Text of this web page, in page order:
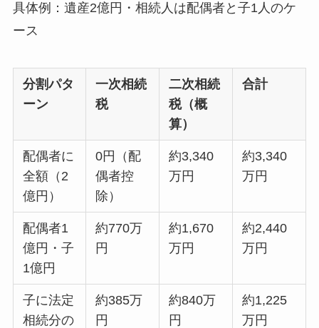
具体例：遺産2億円・相続人は配偶者と子1人のケ
ース
分割パタ
ーン
一次相続
税
二次相続
税（概
算）
合計
配偶者に
全額（2
億円）
0円（配
偶者控
除）
約3,340
万円
約3,340
万円
配偶者1
億円・子
1億円
約770万
円
約1,670
万円
約2,440
万円
子に法定
相続分の
約385万
円
約840万
円
約1,225
万円